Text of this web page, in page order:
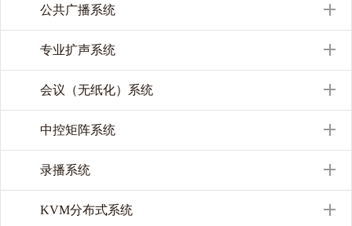
公共广播系统
专业扩声系统
会议（无纸化）系统
中控矩阵系统
录播系统
KVM分布式系统